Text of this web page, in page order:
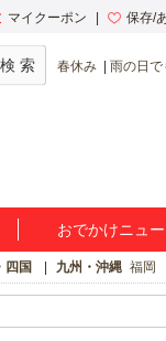
マイクーポン 保存/
春休み 雨の日で
おでかけニュー
四国 九州・沖縄 福岡